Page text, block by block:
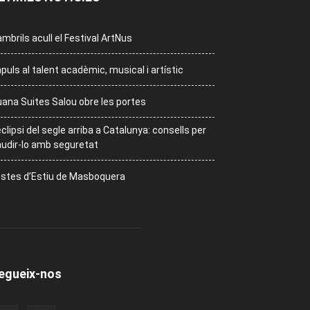
acull el Festival ArtNus
al talent acadèmic, musical i artístic
Suites Salou obre les portes
del segle arriba a Catalunya: consells per
lo amb seguretat
d’Estiu de Masboquera
nos